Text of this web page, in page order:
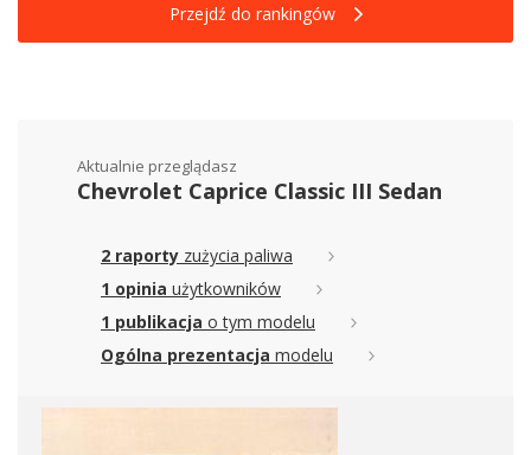
Przejdź do rankingów
Aktualnie przeglądasz
Chevrolet Caprice Classic III Sedan
2 raporty zużycia paliwa
1 opinia użytkowników
1 publikacja o tym modelu
Ogólna prezentacja modelu